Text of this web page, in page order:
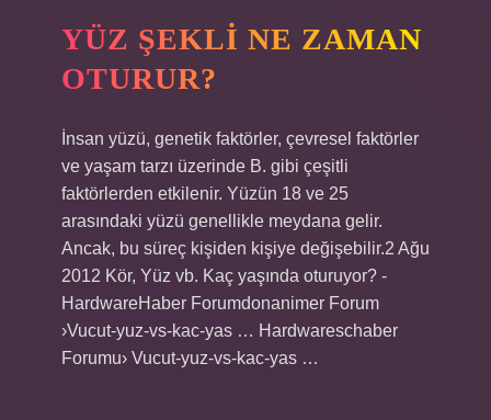
YÜZ ŞEKLI NE ZAMAN
OTURUR?
İnsan yüzü, genetik faktörler, çevresel faktörler
ve yaşam tarzı üzerinde B. gibi çeşitli
faktörlerden etkilenir. Yüzün 18 ve 25
arasındaki yüzü genellikle meydana gelir.
Ancak, bu süreç kişiden kişiye değişebilir.2 Ağu
2012 Kör, Yüz vb. Kaç yaşında oturuyor? -
HardwareHaber Forumdonanimer Forum
›Vucut-yuz-vs-kac-yas … Hardwareschaber
Forumu› Vucut-yuz-vs-kac-yas …